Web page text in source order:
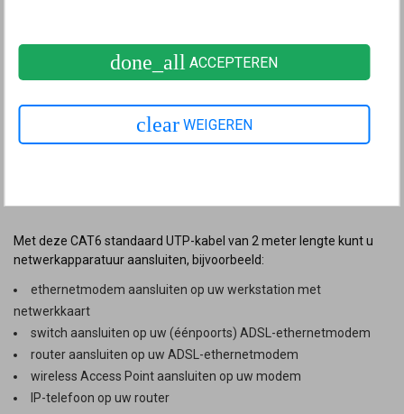
€ 2,89
Met deze CAT6 standaard UTP-kabel van 2 meter lengte kunt u
netwerkapparatuur aansluiten, bijvoorbeeld:
ethernetmodem aansluiten op uw werkstation met
netwerkkaart
switch aansluiten op uw (éénpoorts) ADSL-ethernetmodem
router aansluiten op uw ADSL-ethernetmodem
wireless Access Point aansluiten op uw modem
IP-telefoon op uw router
done_all ACCEPTEREN
clear WEIGEREN